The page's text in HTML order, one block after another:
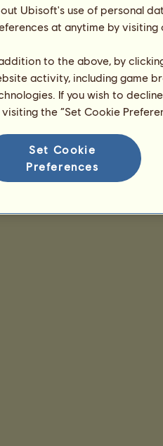
Ubisoft's use of personal
at anytime by
to the above, by
activity, including game
If you wish to
visiting the “Set Cookie
Set Cookie
Preferences